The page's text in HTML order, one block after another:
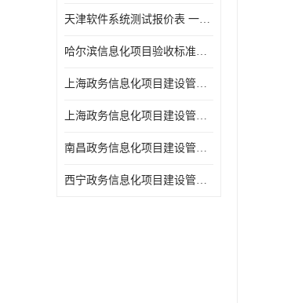
天津软件系统测试报价表 一线实验室 了解更多的测试信息
哈尔滨信息化项目验收标准单位
上海政务信息化项目建设管理办法价格
上海政务信息化项目建设管理办法机构
南昌政务信息化项目建设管理办法实验室
西宁政务信息化项目建设管理办法报告